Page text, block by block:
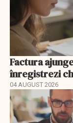
Factura
înregistrezi
04 AUGUST 2026